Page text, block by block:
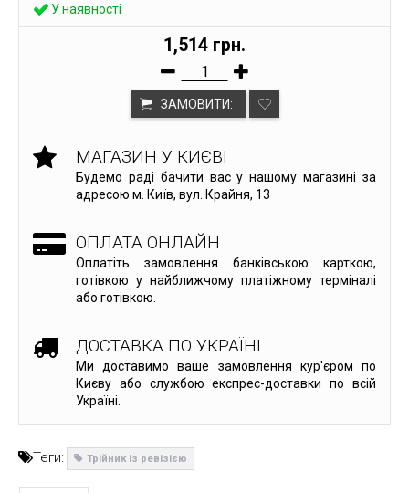
У наявності
1,514 грн.
ЗАМОВИТИ:
МАГАЗИН У КИЄВІ
Будемо раді бачити вас у нашому магазині за
адресою м. Київ, вул. Крайня, 13
ОПЛАТА ОНЛАЙН
Оплатіть замовлення банківською карткою,
готівкою у найближчому платіжному терміналі
або готівкою.
ДОСТАВКА ПО УКРАЇНІ
Ми доставимо ваше замовлення кур'єром по
Києву або службою експрес-доставки по всій
Україні.
Теги: Трійник із ревізією